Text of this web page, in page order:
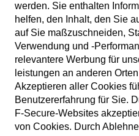
werden. Sie enthalten
helfen, den Inhalt, den Sie
auf Sie maßzuschneiden,
Verwendung und
relevantere Werbung für
leistungen an anderen
Akzeptieren aller Cookies
Benutzer­erfahrung für Sie.
F‑Secure-Web­sites
von Cookies. Durch